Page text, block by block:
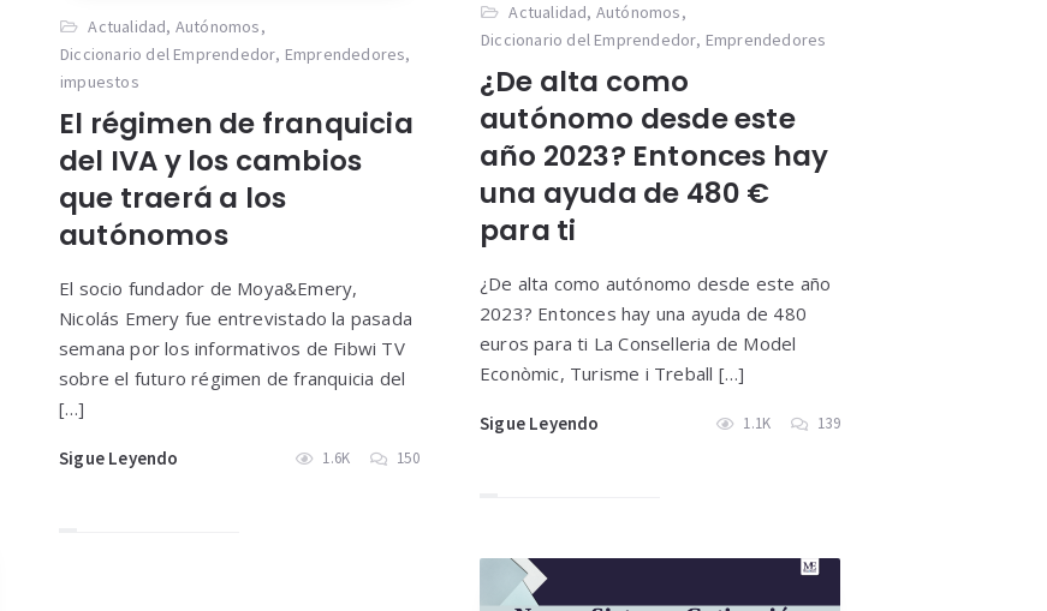
Actualidad, Autónomos,
Diccionario del Emprendedor, Emprendedores,
impuestos
El régimen de franquicia
del IVA y los cambios
que traerá a los
autónomos
El socio fundador de Moya&Emery,
Nicolás Emery fue entrevistado la pasada
semana por los informativos de Fibwi TV
sobre el futuro régimen de franquicia del
[…]
Sigue Leyendo 1.6K 150
Actualidad, Autónomos,
Diccionario del Emprendedor, Emprendedores
¿De alta como
autónomo desde este
año 2023? Entonces hay
una ayuda de 480 €
para ti
¿De alta como autónomo desde este año
2023? Entonces hay una ayuda de 480
euros para ti La Conselleria de Model
Econòmic, Turisme i Treball […]
Sigue Leyendo 1.1K 139